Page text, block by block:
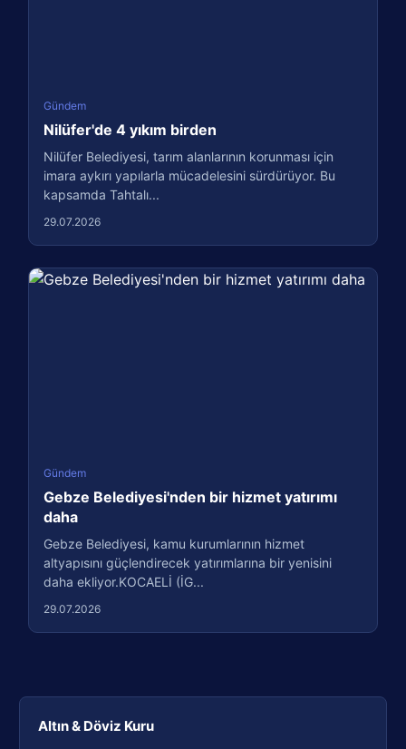
Altın & Döviz Kuru
Gündem
Nilüfer'de 4 yıkım birden
Nilüfer Belediyesi, tarım alanlarının korunması için
imara aykırı yapılarla mücadelesini sürdürüyor. Bu
kapsamda Tahtalı...
29.07.2026
Gündem
Gebze Belediyesi'nden bir hizmet yatırımı
daha
Gebze Belediyesi, kamu kurumlarının hizmet
altyapısını güçlendirecek yatırımlarına bir yenisini
daha ekliyor.KOCAELİ (İG...
29.07.2026